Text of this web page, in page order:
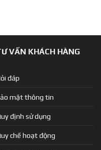
VẤN KHÁCH HÀNG
đáp
mật thông tin
định sử dụng
chế hoạt động